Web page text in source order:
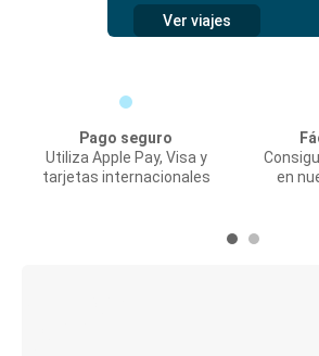
Ver viajes
Pago seguro
Utiliza Apple Pay, Visa y
tarjetas internacionales
en